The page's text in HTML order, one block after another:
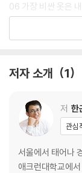
06 가장 비싼 옷은
07 외모가 경쟁력이
01 의사에게 몸을 외
02 지식 노동자일수
03 무라카미 하루키
04 운동은 아름다
05 몸을 괴롭히면
저자 소개 1
저 한
관심
서울에서 태어나
애크런대학교에